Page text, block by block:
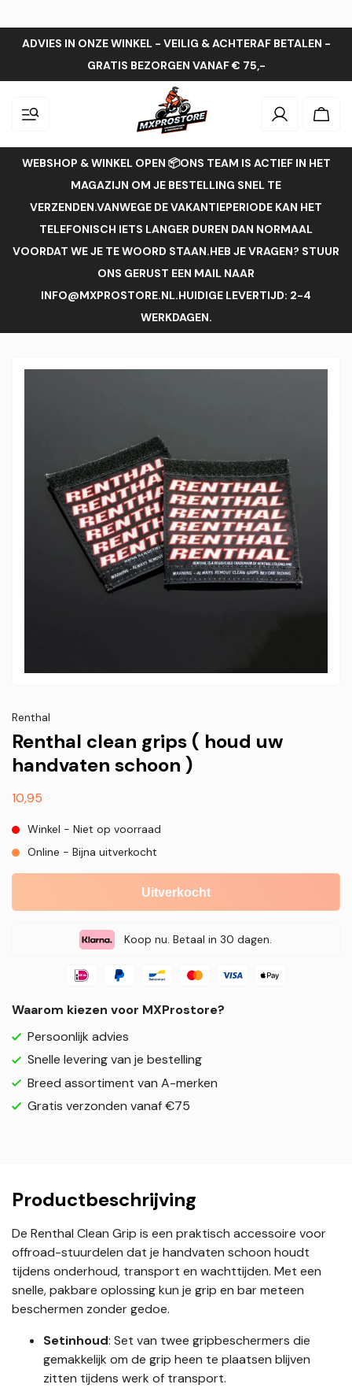
ADVIES IN ONZE WINKEL - VEILIG & ACHTERAF BETALEN -
GRATIS BEZORGEN VANAF € 75,-
Inloggen
WEBSHOP & WINKEL OPEN 📦ONS TEAM IS ACTIEF IN HET
MAGAZIJN OM JE BESTELLING SNEL TE
VERZENDEN.VANWEGE DE VAKANTIEPERIODE KAN HET
TELEFONISCH IETS LANGER DUREN DAN NORMAAL
VOORDAT WE JE TE WOORD STAAN.HEB JE VRAGEN? STUUR
ONS GERUST EEN MAIL NAAR
INFO@MXPROSTORE.NL.HUIDIGE LEVERTIJD: 2-4
WERKDAGEN.
Renthal
Renthal clean grips ( houd uw
handvaten schoon )
Normale
10,95
Winkel - Niet op voorraad
Online - Bijna uitverkocht
Uitverkocht
Koop nu. Betaal in 30 dagen.
Waarom kiezen voor MXProstore?
Persoonlijk advies
Snelle levering van je bestelling
Breed assortiment van A-merken
Gratis verzonden vanaf €75
Productbeschrijving
De Renthal Clean Grip is een praktisch accessoire voor
offroad-stuurdelen dat je handvaten schoon houdt
tijdens onderhoud, transport en wachttijden. Met een
snelle, pakbare oplossing kun je grip en bar meteen
beschermen zonder gedoe.
Setinhoud: Set van twee gripbeschermers die
gemakkelijk om de grip heen te plaatsen blijven
zitten tijdens werk of transport.